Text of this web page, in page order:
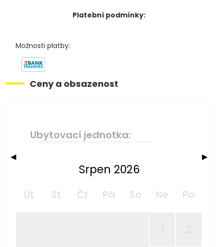
Platební podmínky:
Možnosti platby:
Ceny a obsazenost
Ubytovací jednotka:
◀ ▶
Srpen 2026
Út St Čt Pá So Ne Po